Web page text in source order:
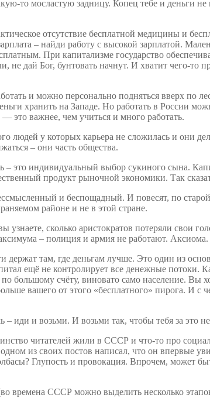
то мосластую задницу. Копец тебе и деньги
отсутствие бесплатной медицины и
– найди работу с высокой зарплатой.
При капитализме государство
дай Бог, бунтовать начнут. И хватит чего-то
и можно персонально подняться вверх по
хранить на Западе. Но работать в России
это важнее, чем учиться и много работать.
людей у которых карьера не сложилась и они
– они часть общества.
– это индивидуальный выбор сукиного сына.
продукт рыночной экономики. Так
и беспощадный. И повесят, по
районе и не в этой стране.
сколько аристократов потеряли свои
– полиция и армия не работают. Аксиома.
держат там, где деньгам лучше. Это один из
ещё не контролирует все денежные потоки.
большому счёту, виновато само население.
вашего от этого «бесплатного» пирога. И
иди и возьми. И возьми так, чтобы тебя за это
читателей жили в СССР и что-то про
из своих постов написал, что он впервые
Глупость и провокация. Впрочем, может
времена СССР можно выделить несколько